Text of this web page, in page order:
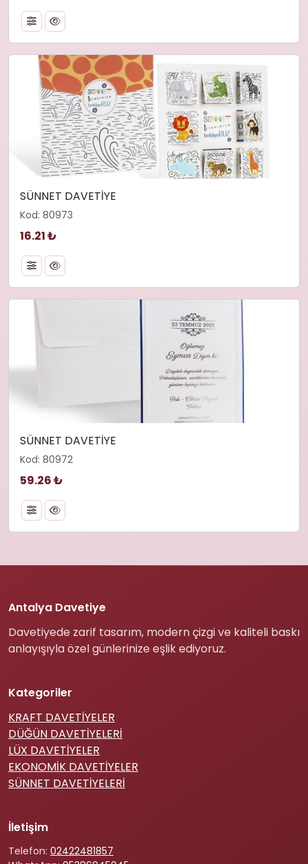
SÜNNET DAVETİYE
Kod: 80973
16.21 ₺
SÜNNET DAVETİYE
Kod: 80972
59.26 ₺
Antalya Davetiye
Davetiyede zarif tasarım, modern çizgi ve kaliteli baskı
anlayışıyla özel günlerinize eşlik ediyoruz.
Kategoriler
KRAFT DAVETİYELER
DÜĞÜN DAVETİYELERİ
LÜX DAVETİYELER
EKONOMİK DAVETİYELER
SÜNNET DAVETİYELERİ
İletişim
Telefon: 02422481857